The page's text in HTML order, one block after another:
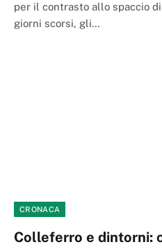
per il contrasto allo spaccio
giorni scorsi, gli…
CRONACA
Colleferro e dintorni: